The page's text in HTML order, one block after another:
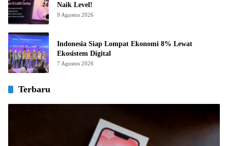
Naik Level!
9 Agustus 2026
Indonesia Siap Lompat Ekonomi 8% Lewat
Ekosistem Digital
7 Agustus 2026
Terbaru